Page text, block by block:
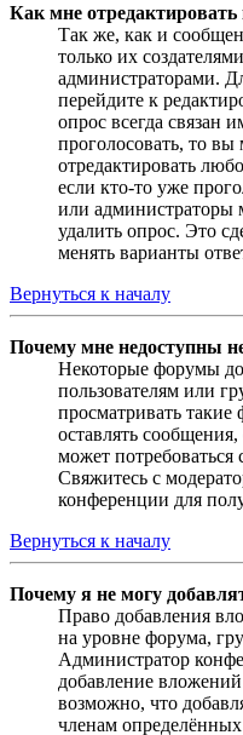
Как мне отредактировать
Так же, как и
только их
администраторами.
перейдите к
опрос всегда связан
проголосовать, то
отредактировать
если кто-то уже
или администраторы
удалить опрос. Это
менять варианты
Вернуться к началу
Почему мне недоступны
Некоторые форумы
пользователям или
просматривать
оставлять
может потребоваться
Свяжитесь с
конференции для
Вернуться к началу
Почему я не могу
Право добавления
на уровне форума,
Администратор
добавление
возможно, что
членам